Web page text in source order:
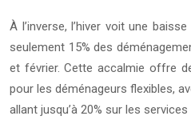
À l’inverse, l’hiver voit une
seulement 15% des
et février. Cette accalmie offre
pour les déménageurs flexibles,
allant jusqu’à 20% sur les